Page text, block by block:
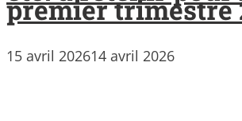
premier trimestre
15 avril 202614 avril 2026